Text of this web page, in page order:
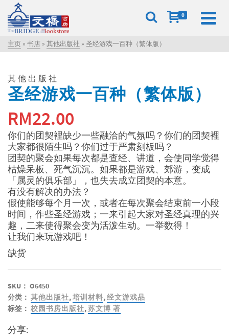
0
主页 » 书店 » 其他出版社 » 圣经游戏一百种（繁体版）
其他出版社
圣经游戏一百种（繁体版）
RM22.00
你们的团契裡缺少一些融洽的气氛吗？你们的团契裡
大家都很陌生吗？你们过于严肃刻板吗？
团契的聚会如果每次都是查经、讲道，会使同学觉得
枯燥呆板、死气沉沉。如果都是游戏、郊游，变成
「属灵的俱乐部」，也失去成立团契的本意。
有没有解决的办法？
假使能够每个月一次，或者在每次聚会结束前一小段
时间，作些圣经游戏；一来引起大家对圣经真理的兴
趣，二来使得聚会变为活泼生动。一举数得！
让我们来玩游戏吧！
缺货
SKU： O6450
分类： 其他出版社,培训材料,经文游戏品
标签： 校园书房出版社,苏文博 著
分享: